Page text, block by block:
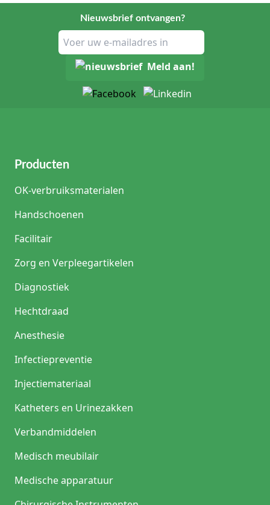
Nieuwsbrief ontvangen?
Meld aan!
Producten
OK-verbruiksmaterialen
Handschoenen
Facilitair
Zorg en Verpleegartikelen
Diagnostiek
Hechtdraad
Anesthesie
Infectiepreventie
Injectiemateriaal
Katheters en Urinezakken
Verbandmiddelen
Medisch meubilair
Medische apparatuur